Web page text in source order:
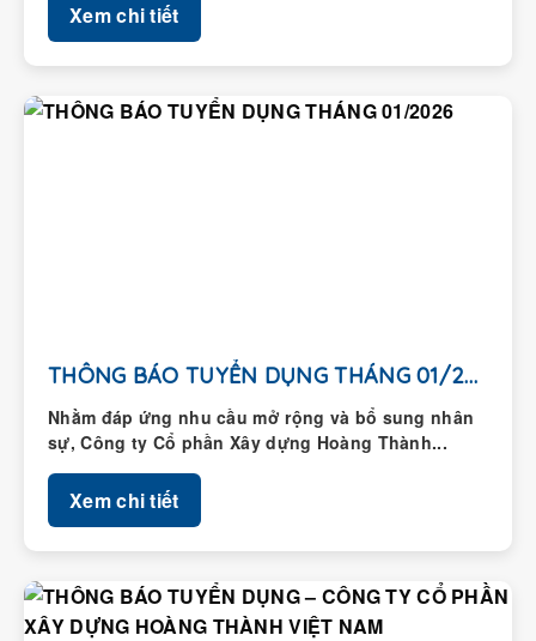
Xem chi tiết
THÔNG BÁO TUYỂN DỤNG THÁNG 01/2026
Nhằm đáp ứng nhu cầu mở rộng và bổ sung nhân
sự, Công ty Cổ phần Xây dựng Hoàng Thành...
Xem chi tiết